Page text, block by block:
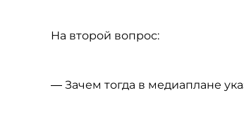
На второй вопрос:
— Зачем тогда в медиаплане